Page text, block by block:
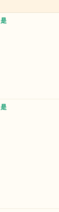
是
是